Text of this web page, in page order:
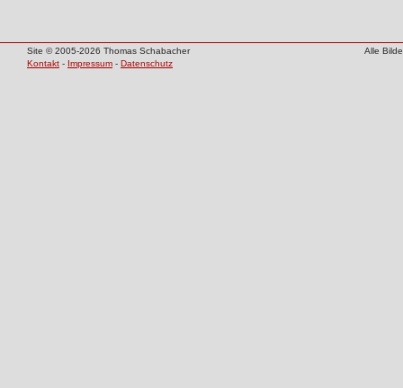
Site © 2005-2026 Thomas Schabacher
Alle
Kontakt - Impressum - Datenschutz